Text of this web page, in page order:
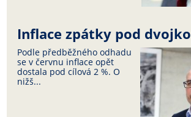
Inflace zpátky pod
Podle předběžného odhadu
se v červnu inflace opět
dostala pod cílová 2 %. O
nižš...